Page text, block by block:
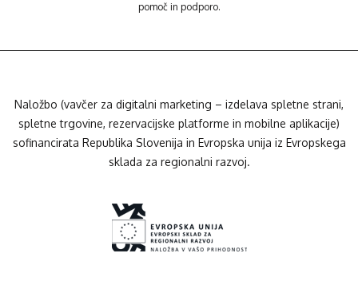
pomoč in podporo.
Naložbo (vavčer za digitalni marketing – izdelava spletne strani,
spletne trgovine, rezervacijske platforme in mobilne aplikacije)
sofinancirata Republika Slovenija in Evropska unija iz Evropskega
sklada za regionalni razvoj.